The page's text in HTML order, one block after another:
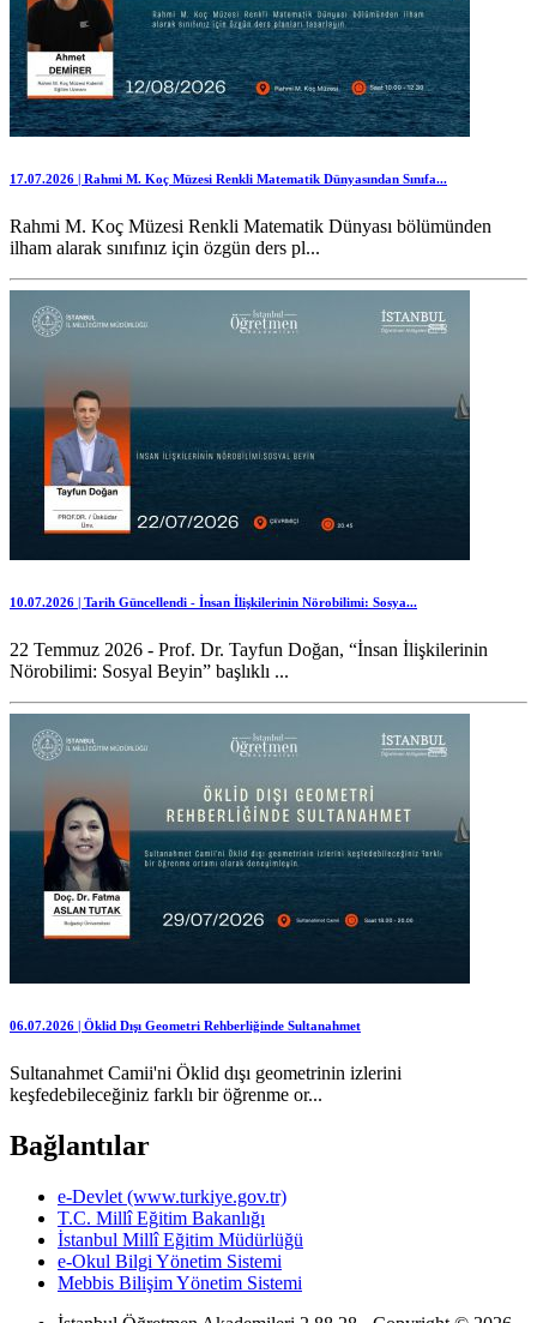
17.07.2026 | Rahmi M. Koç Müzesi Renkli Matematik Dünyasından Sınıfa...
Rahmi M. Koç Müzesi Renkli Matematik Dünyası bölümünden
ilham alarak sınıfınız için özgün ders pl...
10.07.2026 | Tarih Güncellendi - İnsan İlişkilerinin Nörobilimi: Sosya...
22 Temmuz 2026 - Prof. Dr. Tayfun Doğan, “İnsan İlişkilerinin
Nörobilimi: Sosyal Beyin” başlıklı ...
06.07.2026 | Öklid Dışı Geometri Rehberliğinde Sultanahmet
Sultanahmet Camii'ni Öklid dışı geometrinin izlerini
keşfedebileceğiniz farklı bir öğrenme or...
Bağlantılar
e-Devlet (www.turkiye.gov.tr)
T.C. Millî Eğitim Bakanlığı
İstanbul Millî Eğitim Müdürlüğü
e-Okul Bilgi Yönetim Sistemi
Mebbis Bilişim Yönetim Sistemi